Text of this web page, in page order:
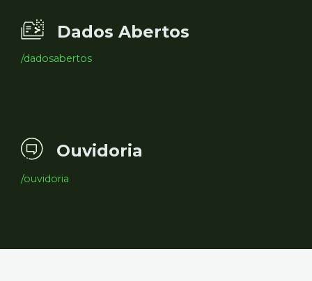
Dados Abertos
/dadosabertos
Ouvidoria
/ouvidoria